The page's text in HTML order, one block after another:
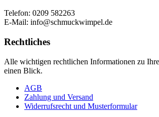
Telefon: 0209 582263
E-Mail: info@schmuckwimpel.de
Rechtliches
Alle wichtigen rechtlichen Informationen zu
einen Blick.
AGB
Zahlung und Versand
Widerrufsrecht und Musterformular